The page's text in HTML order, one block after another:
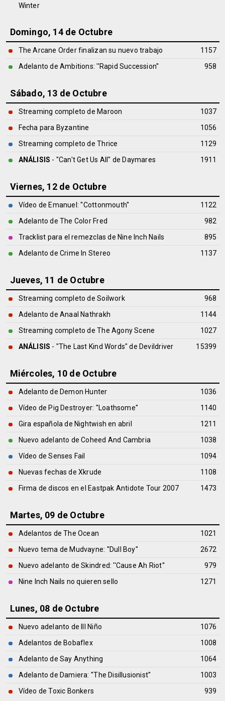
Winter
Domingo, 14 de Octubre
The Arcane Order finalizan su nuevo trabajo
1157
Adelanto de Ambitions: ''Rapid Succession''
958
Sábado, 13 de Octubre
Streaming completo de Maroon
1037
Fecha para Byzantine
1056
Streaming completo de Thrice
1129
ANÁLISIS - "Can't Get Us All" de Daymares 1911
Viernes, 12 de Octubre
Vídeo de Emanuel: ''Cottonmouth''
1122
Adelanto de The Color Fred
982
Tracklist para el remezclas de Nine Inch Nails
895
Adelanto de Crime In Stereo
1137
Jueves, 11 de Octubre
Streaming completo de Soilwork
968
Adelanto de Anaal Nathrakh
1144
Streaming completo de The Agony Scene
1027
ANÁLISIS - "The Last Kind Words" de Devildriver 15399
Miércoles, 10 de Octubre
Adelanto de Demon Hunter
1036
Vídeo de Pig Destroyer: ''Loathsome''
1140
Gira española de Nightwish en abril
1211
Nuevo adelanto de Coheed And Cambria
1038
Vídeo de Senses Fail
1094
Nuevas fechas de Xkrude
1108
Firma de discos en el Eastpak Antidote Tour 2007
1473
Martes, 09 de Octubre
Adelantos de The Ocean
1021
Nuevo tema de Mudvayne: ''Dull Boy''
2672
Nuevo adelanto de Skindred: ''Cause Ah Riot''
979
Nine Inch Nails no quieren sello
1271
Lunes, 08 de Octubre
Nuevo adelanto de Ill Niño
1076
Adelantos de Bobaflex
1008
Adelanto de Say Anything
1064
Adelanto de Damiera: ''The Disillusionist''
1003
Vídeo de Toxic Bonkers
939